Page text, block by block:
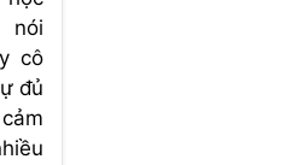
nói
cô
đủ